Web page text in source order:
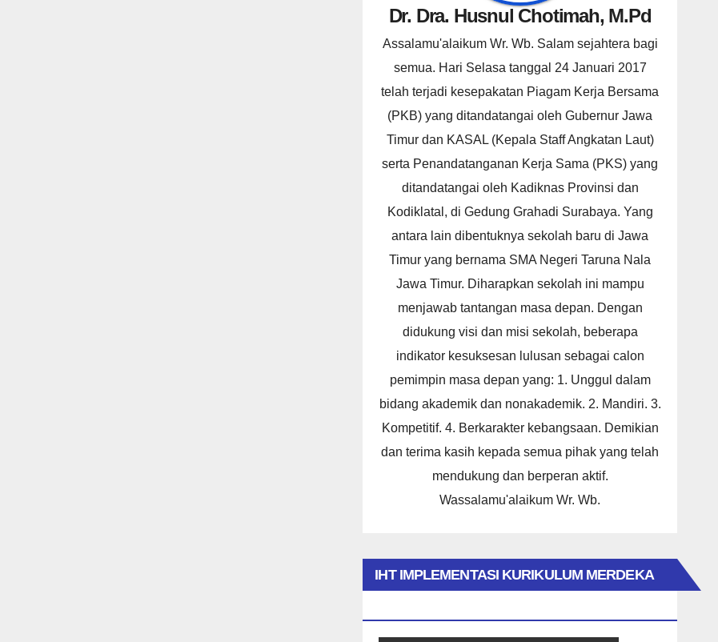
Dr. Dra. Husnul Chotimah, M.Pd
Assalamu'alaikum Wr. Wb. Salam sejahtera bagi
semua. Hari Selasa tanggal 24 Januari 2017
telah terjadi kesepakatan Piagam Kerja Bersama
(PKB) yang ditandatangai oleh Gubernur Jawa
Timur dan KASAL (Kepala Staff Angkatan Laut)
serta Penandatanganan Kerja Sama (PKS) yang
ditandatangai oleh Kadiknas Provinsi dan
Kodiklatal, di Gedung Grahadi Surabaya. Yang
antara lain dibentuknya sekolah baru di Jawa
Timur yang bernama SMA Negeri Taruna Nala
Jawa Timur. Diharapkan sekolah ini mampu
menjawab tantangan masa depan. Dengan
didukung visi dan misi sekolah, beberapa
indikator kesuksesan lulusan sebagai calon
pemimpin masa depan yang: 1. Unggul dalam
bidang akademik dan nonakademik. 2. Mandiri. 3.
Kompetitif. 4. Berkarakter kebangsaan. Demikian
dan terima kasih kepada semua pihak yang telah
mendukung dan berperan aktif.
Wassalamu'alaikum Wr. Wb.
IHT IMPLEMENTASI KURIKULUM MERDEKA